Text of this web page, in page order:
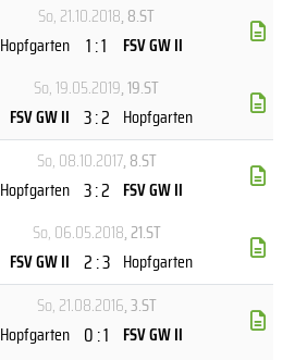
So, 21.10.2018, 8.ST
Hopfgarten 1 : 1
FSV GW II
So, 19.05.2019, 19.ST
FSV GW II 3 : 2 Hopfgarten
So, 08.10.2017, 8.ST
Hopfgarten 3 : 2 FSV GW II
So, 06.05.2018, 21.ST
FSV GW II 2 : 3 Hopfgarten
So, 21.08.2016, 3.ST
Hopfgarten 0 : 1 FSV GW II